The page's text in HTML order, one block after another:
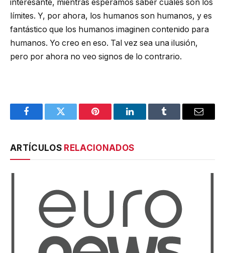
interesante, mientras esperamos saber cuáles son los
límites. Y, por ahora, los humanos son humanos, y es
fantástico que los humanos imaginen contenido para
humanos. Yo creo en eso. Tal vez sea una ilusión,
pero por ahora no veo signos de lo contrario.
FacebookTwitter Pinterest LinkedInTumblr Email
ARTÍCULOS RELACIONADOS